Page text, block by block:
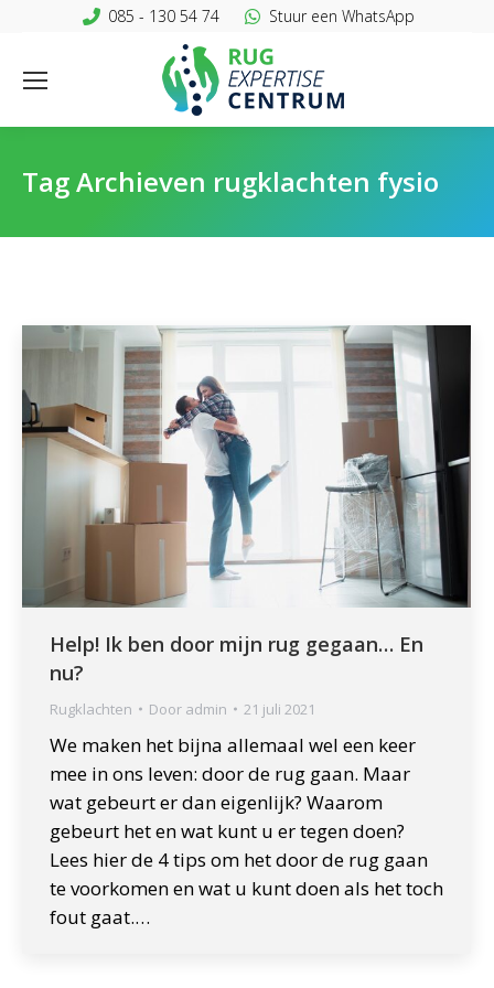
085 - 130 54 74 Stuur een WhatsApp
Tag Archieven rugklachten fysio
Help! Ik ben door mijn rug gegaan… En
nu?
Rugklachten Door admin 21 juli 2021
We maken het bijna allemaal wel een keer
mee in ons leven: door de rug gaan. Maar
wat gebeurt er dan eigenlijk? Waarom
gebeurt het en wat kunt u er tegen doen?
Lees hier de 4 tips om het door de rug gaan
te voorkomen en wat u kunt doen als het toch
fout gaat.…